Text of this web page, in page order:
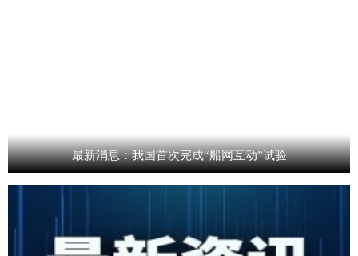
最新消息：我国首次完成“船网互动”试验